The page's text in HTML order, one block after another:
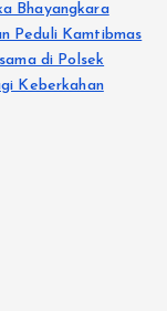
Bhayangkara
Peduli Kamtibmas
di Polsek
Keberkahan